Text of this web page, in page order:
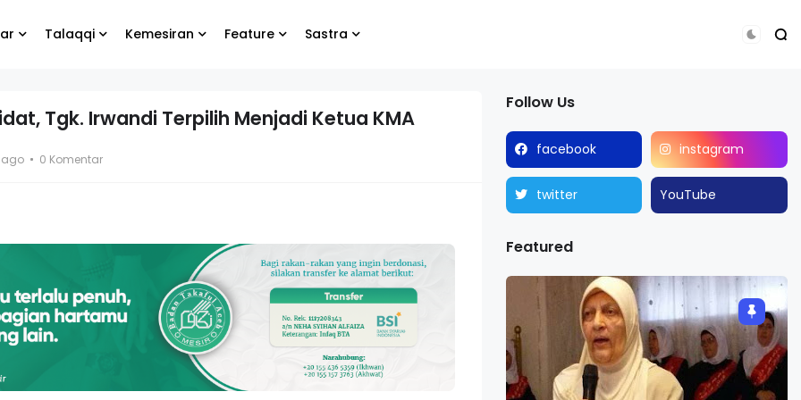
Talaqqi Kemesiran Feature Sastra
Biarlah yang lain
Tgk. Irwandi Terpilih Menjadi Ketua KMA
ago 0 Komentar
Follow Us
facebook instagram
twitter YouTube
Featured